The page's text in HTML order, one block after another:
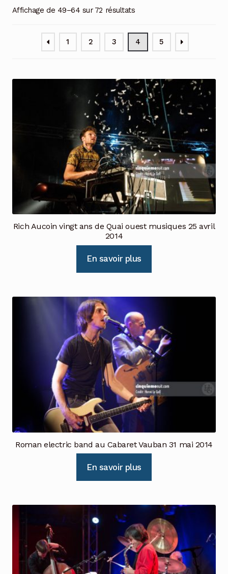
Affichage de 49–64 sur 72 résultats
1 2 3 4 5
Rich Aucoin vingt ans de Quai ouest musiques 25 avril
2014
En savoir plus
Roman electric band au Cabaret Vauban 31 mai 2014
En savoir plus